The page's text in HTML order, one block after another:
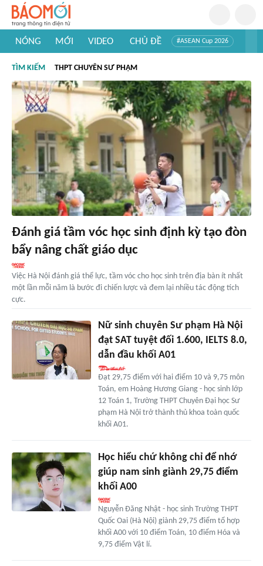
NÓNG MỚI VIDEO CHỦ ĐỀ #ASEAN Cup 2026
#Khám phá thế giới
TÌM KIẾM THPT CHUYÊN SƯ PHẠM
Đánh giá tầm vóc học sinh định kỳ tạo đòn
bẩy nâng chất giáo dục
Việc Hà Nội đánh giá thể lực, tầm vóc cho học sinh trên địa bàn ít nhất
một lần mỗi năm là bước đi chiến lược và đem lại nhiều tác động tích
cực.
Nữ sinh chuyên Sư phạm Hà Nội
đạt SAT tuyệt đối 1.600, IELTS 8.0,
dẫn đầu khối A01
Đạt 29,75 điểm với hai điểm 10 và 9,75 môn
Toán, em Hoàng Hương Giang - học sinh lớp
12 Toán 1, Trường THPT Chuyên Đại học Sư
phạm Hà Nội trở thành thủ khoa toàn quốc
khối A01.
Học hiểu chứ không chỉ để nhớ
giúp nam sinh giành 29,75 điểm
khối A00
Nguyễn Đăng Nhật - học sinh Trường THPT
Quốc Oai (Hà Nội) giành 29,75 điểm tổ hợp
khối A00 với 10 điểm Toán, 10 điểm Hóa và
9,75 điểm Vật lí.